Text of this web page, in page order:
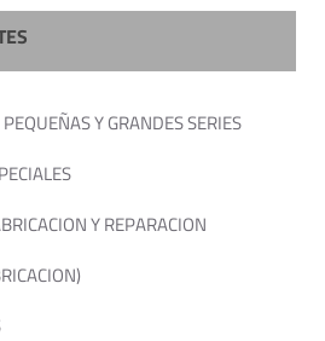
Y GRANDES SERIES
Y REPARACION